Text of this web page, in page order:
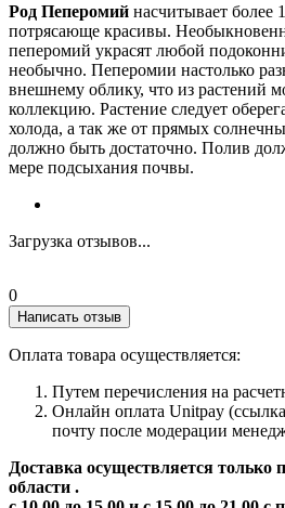
Род Пеперомий насчитывает более
потрясающе красивы.
пеперомий украсят любой
необычно. Пеперомии настолько
внешнему облику, что из растений
коллекцию. Растение следует
холода, а так же от прямых
должно быть достаточно. Полив
мере подсыхания почвы.
Загрузка отзывов...
0
Написать отзыв
Оплата товара осуществляется:
Путем перечисления на
Онлайн оплата Unitpay
почту после модерации
Доставка осуществляется
области .